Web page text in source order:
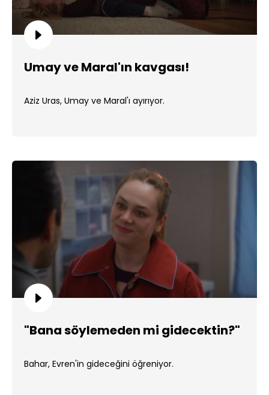
Umay ve Maral'ın kavgası!
Aziz Uras, Umay ve Maral'ı ayırıyor.
"Bana söylemeden mi gidecektin?"
Bahar, Evren'in gideceğini öğreniyor.